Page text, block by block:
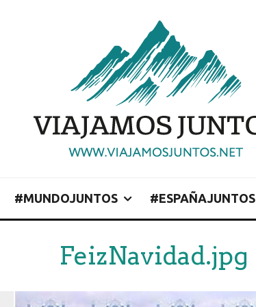
#MUNDOJUNTOS #ESPAÑAJUNTOS
FeizNavidad.jpg